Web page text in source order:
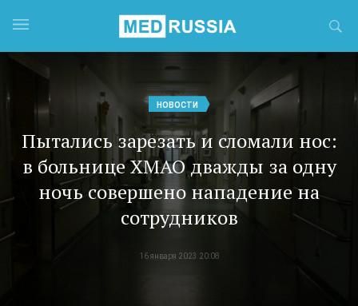
НОВОСТИ
Пытались зарезать и сломали нос:
в больнице ХМАО дважды за одну
ночь совершено нападение на
сотрудников
16 января 2023 20:08